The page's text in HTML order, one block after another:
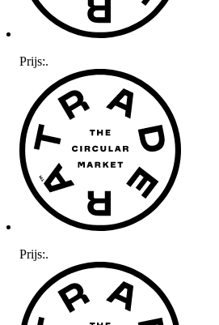
Prijs:.
Prijs:.